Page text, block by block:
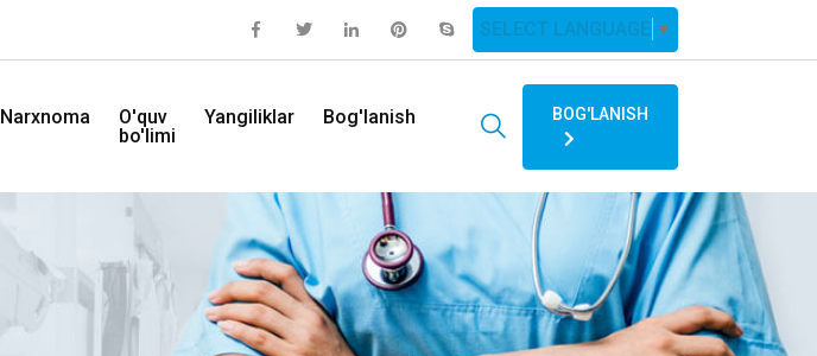
SELECT LANGUAGE ▼
Narxnoma
O'quv
bo'limi
Yangiliklar Bog'lanish BOG'LANISH